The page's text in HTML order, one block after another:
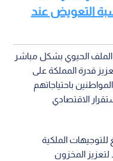
التعويض عند
الحيوي بشكل مباشر
قدرة المملكة على
باحتياجاتهم
الاقتصادي
للتوجيهات الملكية
المخزون